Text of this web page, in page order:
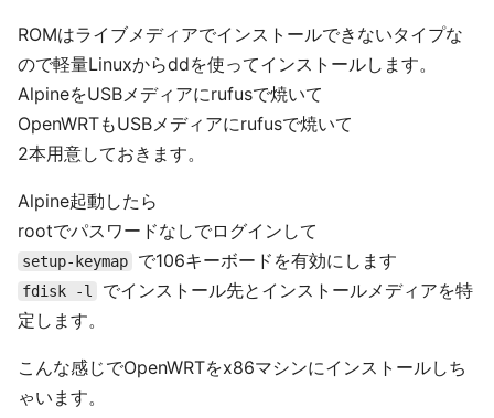
ROMはライブメディアでインストールできないタイプな
ので軽量Linuxからddを使ってインストールします。
AlpineをUSBメディアにrufusで焼いて
OpenWRTもUSBメディアにrufusで焼いて
2本用意しておきます。
Alpine起動したら
rootでパスワードなしでログインして
setup-keymap で106キーボードを有効にします
fdisk -l
でインストール先とインストールメディアを特
定します。
こんな感じでOpenWRTをx86マシンにインストールしち
ゃいます。